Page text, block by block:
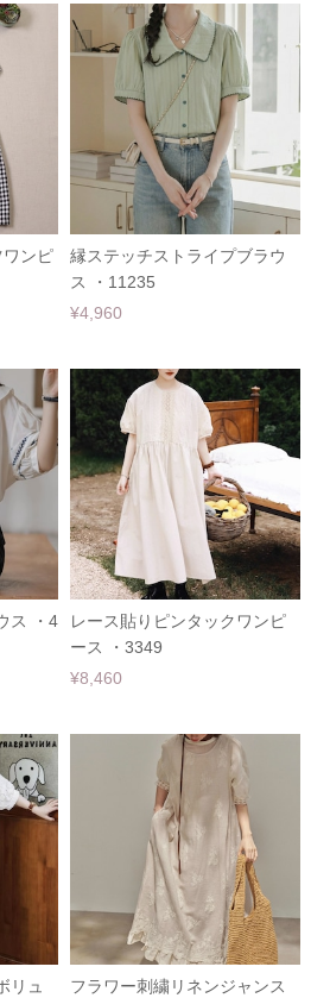
ンピ
縁ステッチストライプブラウ
ス ・11235
¥4,960
ス ・4
レース貼りピンタックワンピ
ース ・3349
¥8,460
リュ フラワー刺繍リネンジャンス